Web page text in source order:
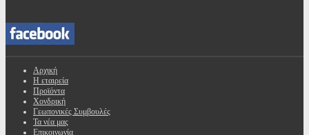
Αρχική
Η εταιρεία
Προϊόντα
Χονδρική
Γεωπονικές Συμβουλές
Τα νέα μας
Επικοινωνία